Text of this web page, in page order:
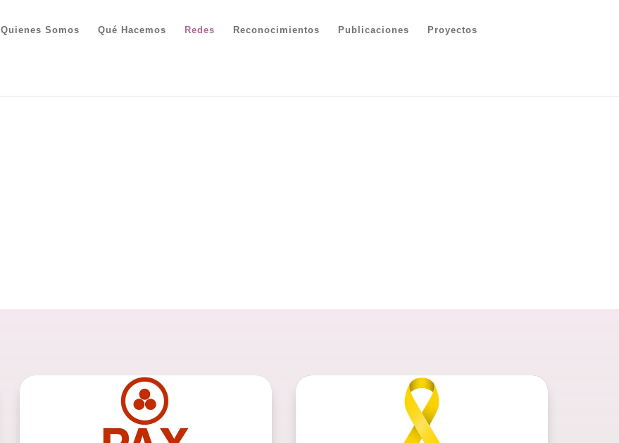
Quienes Somos Qué Hacemos Redes Reconocimientos Publicaciones Proyectos